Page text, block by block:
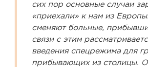
сих пор основные случаи
«приехали» к нам из
сменяют больные,
связи с этим
введения спецрежима для
прибывающих из столицы.